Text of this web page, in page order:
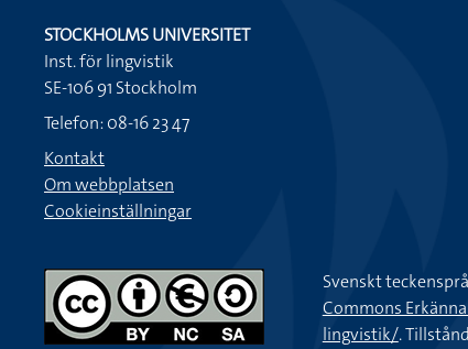
STOCKHOLMS UNIVERSITET
Inst. för lingvistik
SE-106 91 Stockholm
Telefon: 08-16 23 47
Kontakt
Om webbplatsen
Cookieinställningar
Svenskt
Commons
lingvistik/.